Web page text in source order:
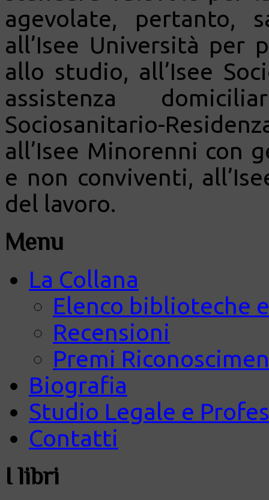
agevolate, pertanto,
all’Isee Università
allo studio, all’Isee
assistenza
Sociosanitario-
all’Isee Minorenni con
e non conviventi,
del lavoro.
Menu
La Collana
Elenco biblioteche
Recensioni
Premi
Biografia
Studio Legale e
Contatti
I libri